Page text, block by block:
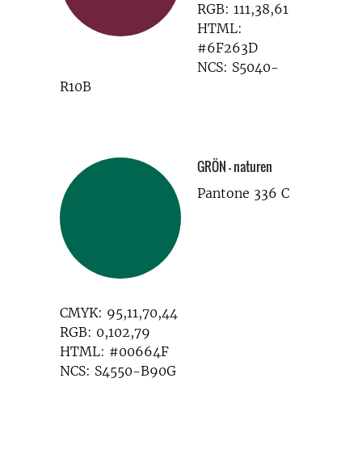
RGB: 111,38,61
HTML:
#6F263D
NCS: S5040-
R10B
GRÖN – naturen
Pantone 336 C
CMYK: 95,11,70,44
RGB: 0,102,79
HTML: #00664F
NCS: S4550-B90G